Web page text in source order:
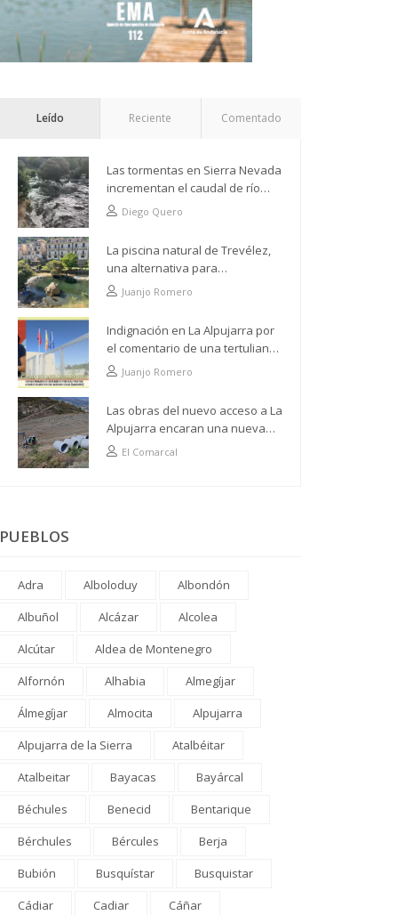
Leído Reciente Comentado
Las tormentas en Sierra Nevada
incrementan el caudal de río
Grande a su paso por Trevélez
Diego Quero
La piscina natural de Trevélez,
una alternativa para
refrescarse desde lo más alto
Juanjo Romero
Indignación en La Alpujarra por
el comentario de una tertuliana
tras hacer alusión al
analfabetismo con la comarca
Juanjo Romero
Las obras del nuevo acceso a La
Alpujarra encaran una nueva
faseEl Comarcal
PUEBLOS
Adra Alboloduy
Albondón
Albuñol
Alcázar
Alcolea
Alcútar
Aldea de Montenegro
Alfornón
Alhabia
Almegíjar
Álmegíjar
Almocita
Alpujarra
Alpujarra de la Sierra
Atalbéitar
Atalbeitar
Bayacas
Bayárcal
Béchules
Benecid
Bentarique
Bérchules
Bércules
Berja
Bubión
Busquístar
Busquistar
Cádiar
Cadiar
Cáñar